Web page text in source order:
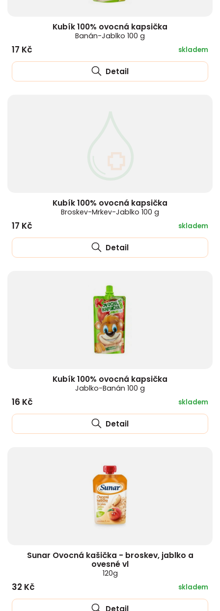
Kubík 100% ovocná kapsička
Banán-Jablko 100 g
17 Kč skladem
Detail
Kubík 100% ovocná kapsička
Broskev-Mrkev-Jablko 100 g
17 Kč skladem
Detail
Kubík 100% ovocná kapsička
Jablko-Banán 100 g
16 Kč skladem
Detail
Sunar Ovocná kašička - broskev, jablko a
ovesné vl
120g
32 Kč skladem
Detail